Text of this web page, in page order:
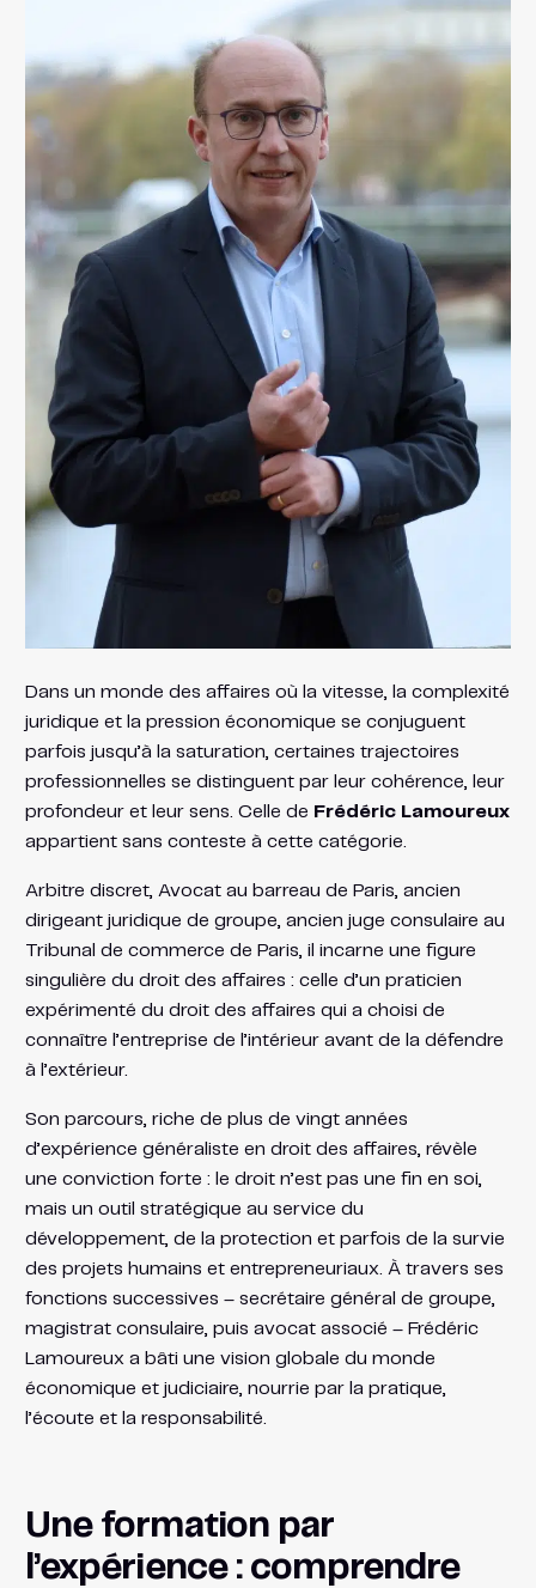
Dans un monde des affaires où la vitesse, la complexité
juridique et la pression économique se conjuguent
parfois jusqu’à la saturation, certaines trajectoires
professionnelles se distinguent par leur cohérence, leur
profondeur et leur sens. Celle de Frédéric Lamoureux
appartient sans conteste à cette catégorie.
Arbitre discret, Avocat au barreau de Paris, ancien
dirigeant juridique de groupe, ancien juge consulaire au
Tribunal de commerce de Paris, il incarne une figure
singulière du droit des affaires : celle d’un praticien
expérimenté du droit des affaires qui a choisi de
connaître l’entreprise de l’intérieur avant de la défendre
à l’extérieur.
Son parcours, riche de plus de vingt années
d’expérience généraliste en droit des affaires, révèle
une conviction forte : le droit n’est pas une fin en soi,
mais un outil stratégique au service du
développement, de la protection et parfois de la survie
des projets humains et entrepreneuriaux. À travers ses
fonctions successives – secrétaire général de groupe,
magistrat consulaire, puis avocat associé – Frédéric
Lamoureux a bâti une vision globale du monde
économique et judiciaire, nourrie par la pratique,
l’écoute et la responsabilité.
Une formation par
l’expérience : comprendre